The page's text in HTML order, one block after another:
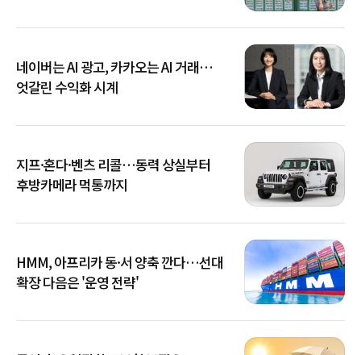
네이버는 AI 광고, 카카오는 AI 거래…
엇갈린 수익화 시계
지프·혼다·벤츠 리콜…동력 상실부터
후방카메라 먹통까지
HMM, 아프리카 동·서 양축 깐다…선대
확장 다음은 '운영 전략'